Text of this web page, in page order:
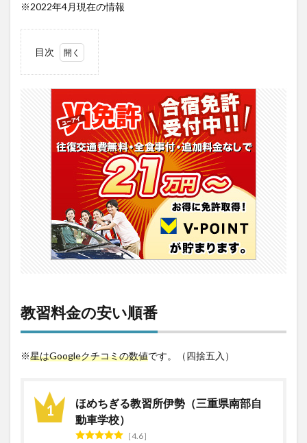
※2022年4月現在の情報
目次
1．三
自動
車学
2.2
2．大
陽猪
教習料金の安い順番
※星はGoogleクチコミの数値です。（四捨五入）
ほめちぎる教習所伊勢（三重県南部自
動車学校）
4.6